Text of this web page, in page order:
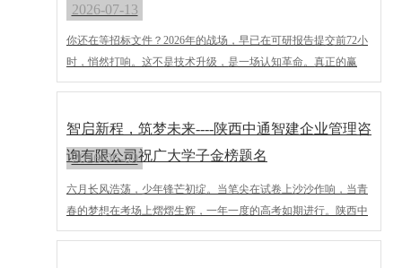
2026-07-13
你还在等招标文件？2026年的战场，早已在可研报告提交前72小
时，悄然打响。这不是技术升级，是一场‌认知革命‌。真正的赢
家，不再靠拼工期、压价码，而是靠‌提前看见趋势‌，在别人还在
智启新程，筑梦未来----陕西中通智建企业管理咨
询有限公司祝广大学子金榜题名
2026-06-09
六月长风浩荡，少年锋芒初绽。当笔尖在试卷上沙沙作响，当青
春的梦想在考场上熠熠生辉，一年一度的高考如期进行。陕西中
通智建企业管理咨询有限公司全体员工，向每一位寒窗苦读的逐